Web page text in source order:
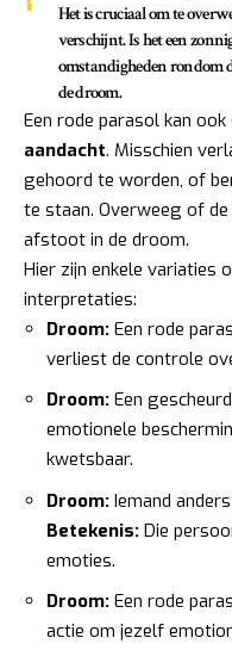
Het is cruciaal om te
verschijnt. Is het een
omstandigheden rondom
de droom.
Een rode parasol kan
aandacht. Misschien
gehoord te worden, of
te staan. Overweeg of
afstoot in de droom.
Hier zijn enkele variaties
interpretaties:
Droom: Een rode
verliest de controle
Droom: Een
emotionele
kwetsbaar.
Droom: Iemand
Betekenis: Die
emoties.
Droom: Een rode
actie om jezelf